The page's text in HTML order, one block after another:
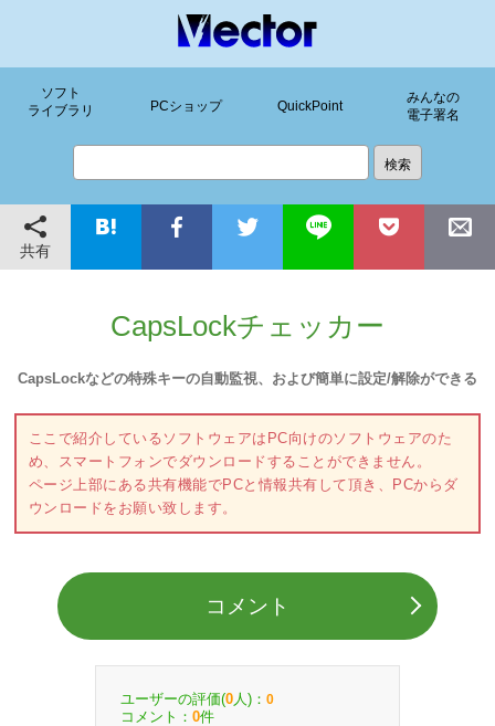
ソフト
ライブラリ
PCショップ QuickPoint
みんなの
電子署名
共有
CapsLockチェッカー
CapsLockなどの特殊キーの自動監視、および簡単に設定/解除ができる
ここで紹介しているソフトウェアはPC向けのソフトウェアのた
め、スマートフォンでダウンロードすることができません。
ページ上部にある共有機能でPCと情報共有して頂き、PCからダ
ウンロードをお願い致します。
コメント
ユーザーの評価(0 人)： 0
コメント： 0件